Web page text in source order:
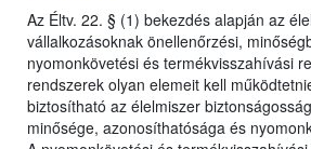
Az Éltv. 22. § (1) bekezdés alapján az
vállalkozásoknak önellenőrzési,
nyomonkövetési és termékvisszahívási
rendszerek olyan elemeit kell
biztosítható az élelmiszer
minősége, azonosíthatósága és